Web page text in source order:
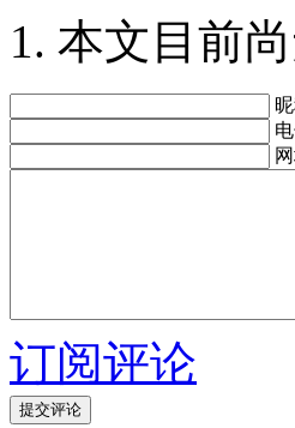
本文目前
订阅评论